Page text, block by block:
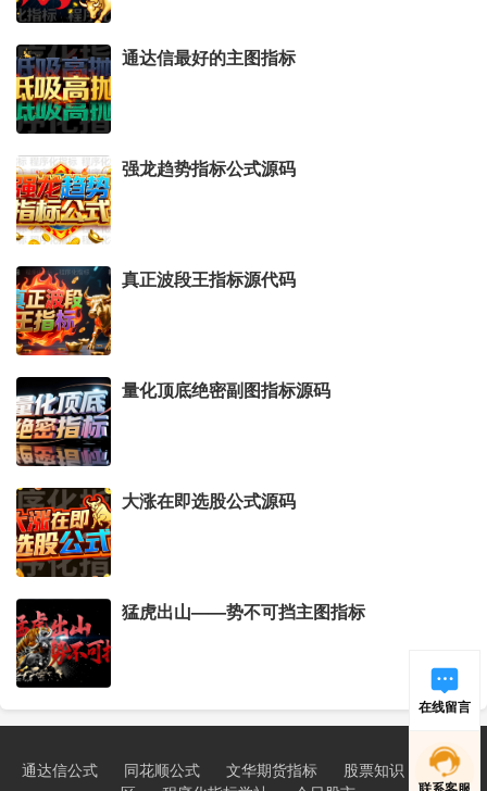
通达信最好的主图指标
强龙趋势指标公式源码
真正波段王指标源代码
量化顶底绝密副图指标源码
大涨在即选股公式源码
猛虎出山——势不可挡主图指标
通达信公式 同花顺公式 文华期货指标 股票知识
新手学
在线留言